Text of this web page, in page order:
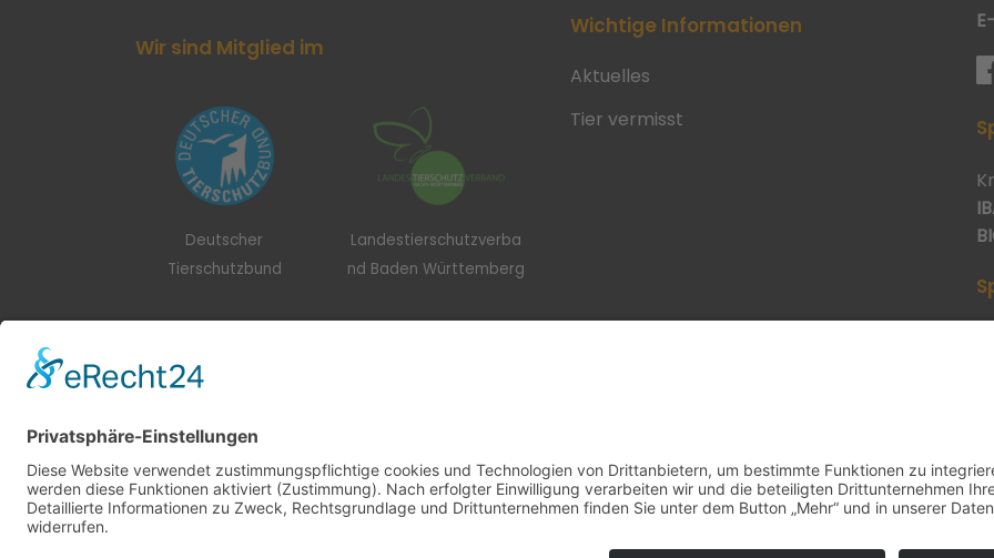
Wir sind Mitglied im
Deutscher
Tierschutzbund
Landestierschutzverba
nd Baden Württemberg
Wichtige Informationen
Aktuelles
Tier vermisst